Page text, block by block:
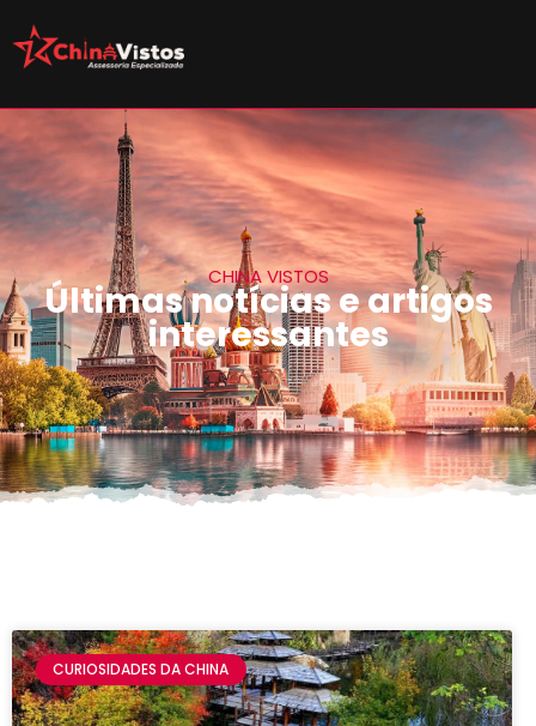
CHINA VISTOS
Últimas notícias e artigos
interessantes
CURIOSIDADES DA CHINA